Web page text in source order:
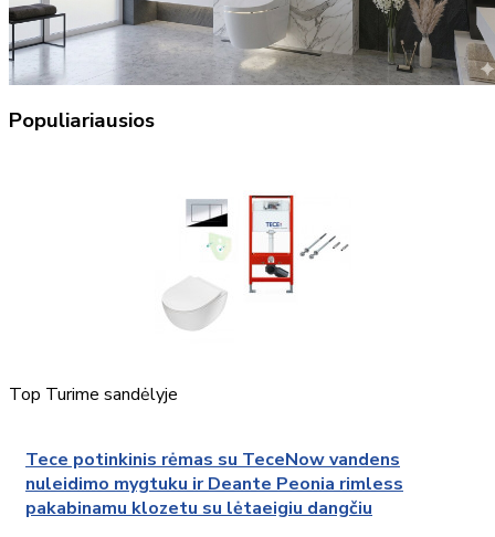
Populiariausios
Top Turime sandėlyje
Tece potinkinis rėmas su TeceNow vandens
nuleidimo mygtuku ir Deante Peonia rimless
pakabinamu klozetu su lėtaeigiu dangčiu